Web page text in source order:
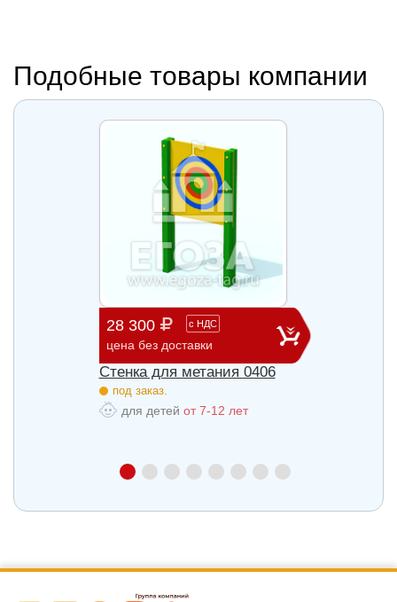
Подобные товары компании
28 300 с НДС
цена без доставки
Стенка для метания 0406
под заказ.
для детей от 7-12 лет